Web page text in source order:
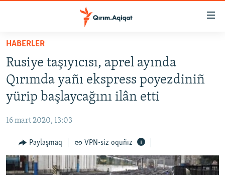
Esas
qaytmaq
Baş
navigatsiyağa
qaytmaq
Qıdıruvğa
SİYASET
İQTİSADİYAT
MEDENİYET
İNSAN AQLARI
VİDEO
HABERLER
Rusiye taşıyıcısı, aprel ayında
Qırımda yañı ekspress poyezdiniñ
yürip başlaycağını ilân etti
16 mart 2020, 13:03
Paylaşmaq VPN-siz oquñız